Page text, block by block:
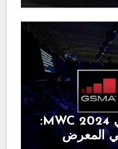
أفضل المنتجات والابتكارات في MWC 2024:
في المعرض